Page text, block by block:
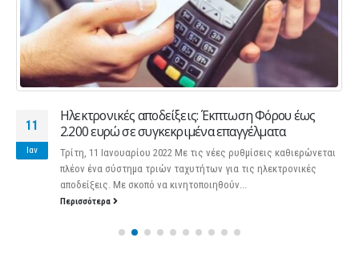
11
Ιαν
Ηλεκτρονικές αποδείξεις: Έκπτωση Φόρου έως
2.200 ευρώ σε συγκεκριμένα επαγγέλματα
Τρίτη, 11 Ιανουαρίου 2022 Με τις νέες ρυθμίσεις καθιερώνεται
πλέον ένα σύστημα τριών ταχυτήτων για τις ηλεκτρονικές
αποδείξεις. Με σκοπό να κινητοποιηθούν...
Περισσότερα